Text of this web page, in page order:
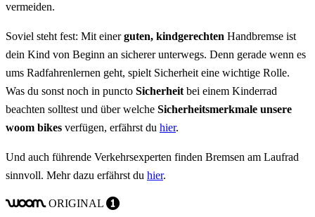
vermeiden.
Soviel steht fest: Mit einerguten, kindgerechten Handbremse ist
dein Kind von Beginn an sicherer unterwegs. Denn gerade wenn es
ums Radfahrenlernen geht, spielt Sicherheit eine wichtige Rolle.
Was du sonst noch in puncto Sicherheit bei einem Kinderrad
beachten solltest und über welche Sicherheitsmerkmale unsere
woom bikes verfügen, erfährst du hier.
Und auch führende Verkehrsexperten finden Bremsen am Laufrad
sinnvoll. Mehr dazu erfährst du hier.
woom ORIGINAL 1